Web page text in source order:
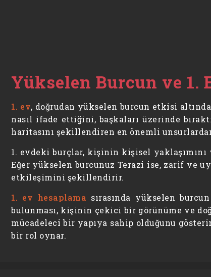
Yükselen Burcun ve 1.
1. ev, doğrudan yükselen burcun etkisi
nasıl ifade ettiğini, başkaları üzerinde
haritasını şekillendiren en önemli
1. evdeki burçlar, kişinin kişisel
Eğer yükselen burcunuz Terazi ise, zarif ve
etkileşimini şekillendirir.
1. ev hesaplama sırasında yükselen
bulunması, kişinin çekici bir görünüme ve
mücadeleci bir yapıya sahip olduğunu
bir rol oynar.